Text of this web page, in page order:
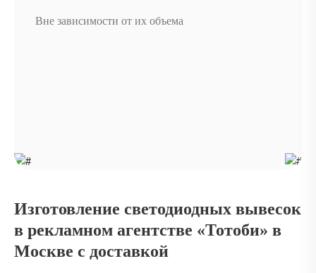
Вне зависимости от их объема
Изготовление светодиодных вывесок
в рекламном агентстве «Тотоби» в
Москве с доставкой